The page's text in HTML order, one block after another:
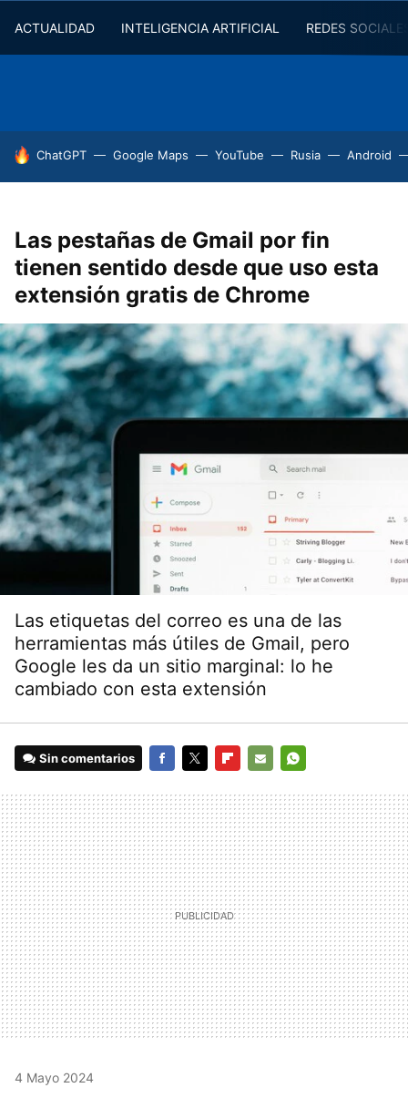
ACTUALIDAD INTELIGENCIA ARTIFICIAL REDES
HOY SE HABLA DE
ChatGPT Google Maps YouTube Rusia Android
Las pestañas de Gmail por fin
tienen sentido desde que uso esta
extensión gratis de Chrome
Las etiquetas del correo es una de las
herramientas más útiles de Gmail, pero
Google les da un sitio marginal: lo he
cambiado con esta extensión
Sin comentarios
MAIL
4 Mayo 2024